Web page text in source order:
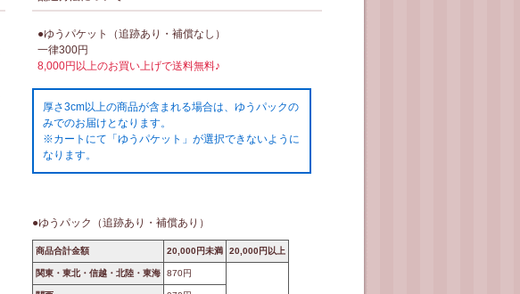
●ゆうパケット（追跡あり・補償なし）
一律300円
8,000円以上のお買い上げで送料無料♪
厚さ3cm以上の商品が含まれる場合は、ゆうパックの
みでのお届けとなります。
※カートにて「ゆうパケット」が選択できないように
なります。
●ゆうパック（追跡あり・補償あり）
商品合計金額 20,000円未満 20,000円以上
関東・東北・信越・北陸・東海 870円